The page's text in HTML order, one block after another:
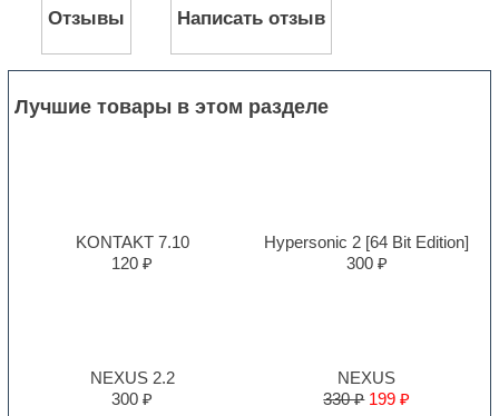
Отзывы Написать отзыв
Лучшие товары в этом разделе
KONTAKT 7.10
120 ₽
Hypersonic 2 [64 Bit Edition]
300 ₽
NEXUS 2.2
300 ₽
NEXUS
330 ₽ 199 ₽